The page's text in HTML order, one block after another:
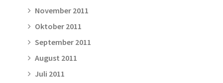
November 2011
Oktober 2011
September 2011
August 2011
Juli 2011